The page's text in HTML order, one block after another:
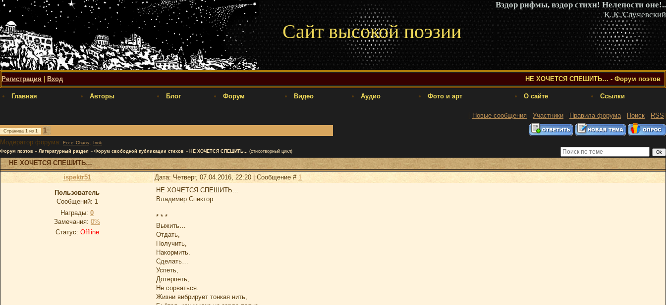
Вздор рифмы, вздор стихи! Нелепости оне!..
К. К. Случевский
Сайт высокой поэзии
Регистрация Вход НЕ ХОЧЕТСЯ СПЕШИТЬ… - Форум поэтов
Главная Авторы Блог Форум Видео Аудио Фото и арт О сайте Ссылки
[ Новые сообщения · Участники · Правила форума· Поиск · RSS]
Страница 1 из 1
1
Модератор форума: Ecce_Chaos ,
Inok
Форум поэтов » Литературный раздел » Форум свободной публикации стихов » НЕ ХОЧЕТСЯ СПЕШИТЬ… (стихотворный цикл)
НЕ ХОЧЕТСЯ СПЕШИТЬ…
ispektr51
Дата: Четверг, 07.04.2016, 22:20 | Сообщение # 1
Пользователь
Сообщений: 1
Награды: 0
Замечания: 0%
Статус: Offline
НЕ ХОЧЕТСЯ СПЕШИТЬ…
Владимир Спектор
* * *
Выжить…
Отдать,
Получить,
Накормить.
Сделать…
Успеть,
Дотерпеть,
Не сорваться.
Жизни вибрирует тонкая нить,